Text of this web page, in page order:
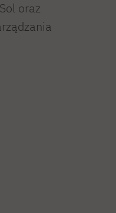
oraz